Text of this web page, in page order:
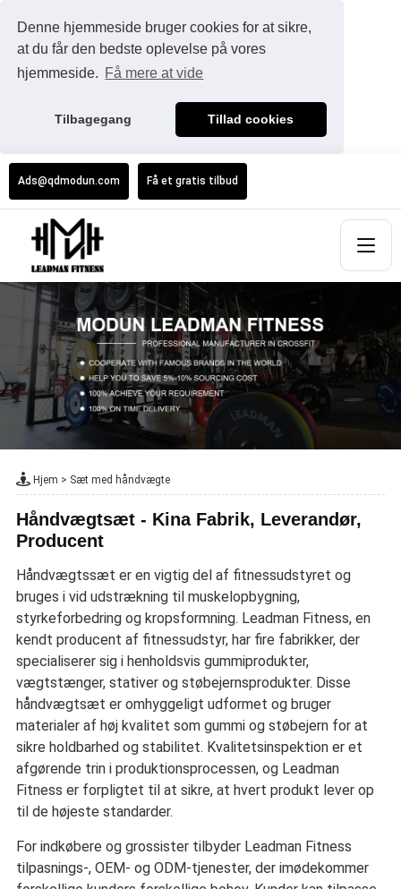
Denne hjemmeside bruger cookies for at sikre,
at du får den bedste oplevelse på vores
hjemmeside. Få mere at vide
Tilbagegang Tillad cookies
Ads@qdmodun.com Få et gratis tilbud
Hjem > Sæt med håndvægte
Håndvægtsæt - Kina Fabrik, Leverandør,
Producent
Håndvægtssæt er en vigtig del af fitnessudstyret og
bruges i vid udstrækning til muskelopbygning,
styrkeforbedring og kropsformning. Leadman Fitness, en
kendt producent af fitnessudstyr, har fire fabrikker, der
specialiserer sig i henholdsvis gummiprodukter,
vægtstænger, stativer og støbejernsprodukter. Disse
håndvægtsæt er omhyggeligt udformet og bruger
materialer af høj kvalitet som gummi og støbejern for at
sikre holdbarhed og stabilitet. Kvalitetsinspektion er et
afgørende trin i produktionsprocessen, og Leadman
Fitness er forpligtet til at sikre, at hvert produkt lever op
til de højeste standarder.
For indkøbere og grossister tilbyder Leadman Fitness
tilpasnings-, OEM- og ODM-tjenester, der imødekommer